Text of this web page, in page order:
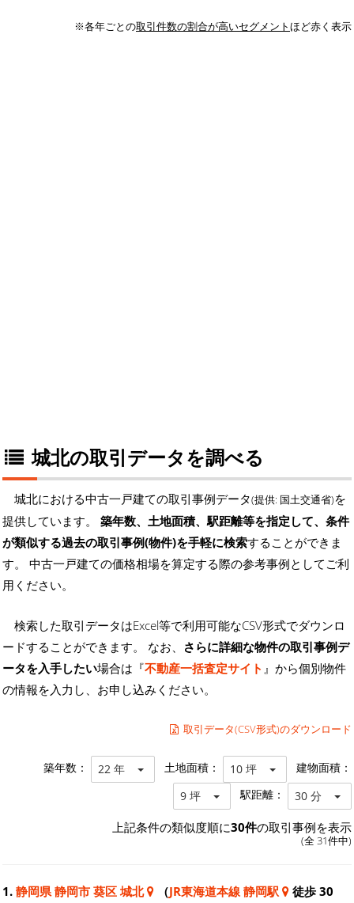
※各年ごとの取引件数の割合が高いセグメントほど赤く表示
城北の取引データを調べる
城北における中古一戸建ての取引事例データ(提供: 国土交通省)を
提供しています。 築年数、土地面積、駅距離等を指定して、条件
が類似する過去の取引事例(物件)を手軽に検索することができま
す。 中古一戸建ての価格相場を算定する際の参考事例としてご利
用ください。
検索した取引データはExcel等で利用可能なCSV形式でダウンロ
ードすることができます。 なお、 さらに詳細な物件の取引事例デ
ータを入手したい場合は『不動産一括査定サイト 』から個別物件
の情報を入力し、お申し込みください。
取引データ(CSV形式)のダウンロード
築年数： 22 年 土地面積： 10 坪 建物面積：
9 坪 駅距離： 30 分
上記条件の類似度順に30件の取引事例を表示
(全 31件中)
1. 静岡県 静岡市 葵区 城北 （JR東海道本線 静岡駅
徒歩 30